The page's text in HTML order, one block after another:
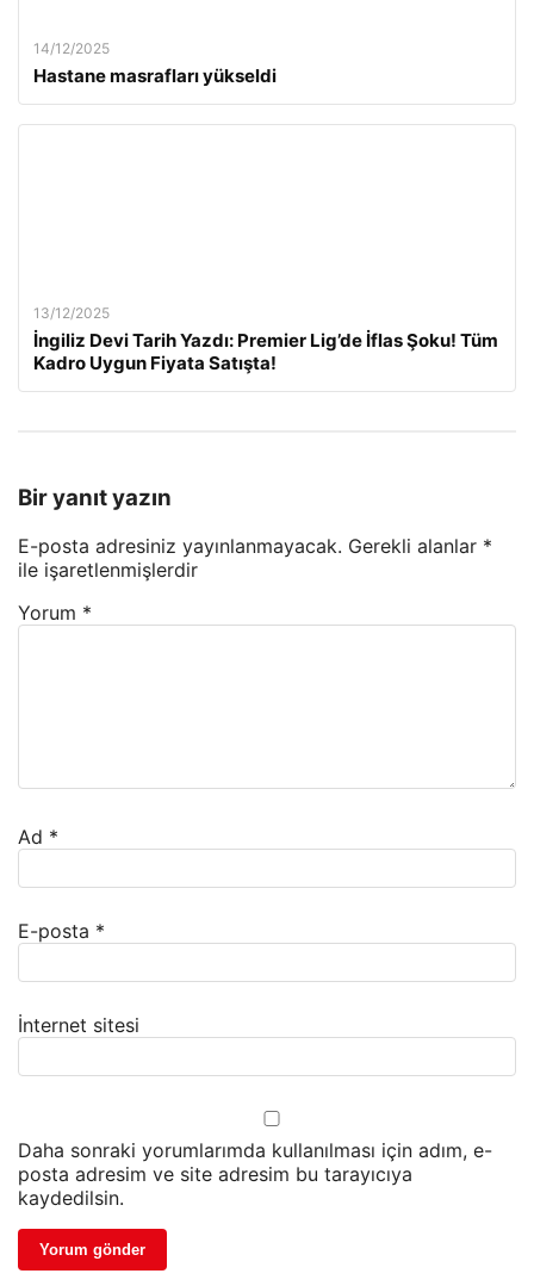
14/12/2025
Hastane masrafları yükseldi
13/12/2025
İngiliz Devi Tarih Yazdı: Premier Lig’de İflas Şoku! Tüm
Kadro Uygun Fiyata Satışta!
Bir yanıt yazın
E-posta adresiniz yayınlanmayacak. Gerekli alanlar *
ile işaretlenmişlerdir
Yorum *
Ad *
E-posta *
İnternet sitesi
Daha sonraki yorumlarımda kullanılması için adım, e-
posta adresim ve site adresim bu tarayıcıya
kaydedilsin.